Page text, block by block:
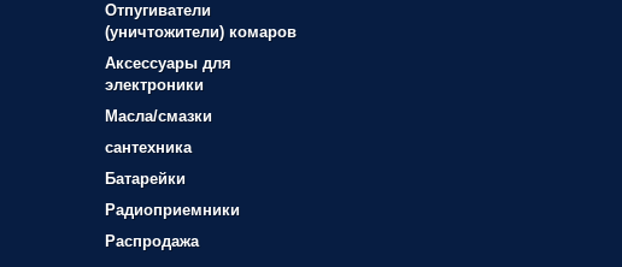
Отпугиватели
(уничтожители) комаров
Аксессуары для
электроники
Масла/смазки
сантехника
Батарейки
Радиоприемники
Распродажа